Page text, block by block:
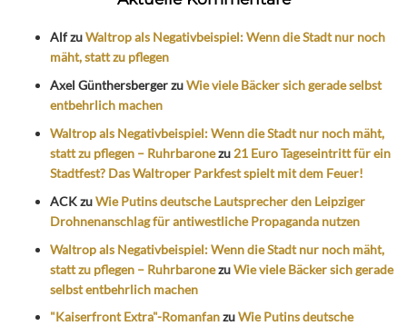
AlfzuWaltrop als Negativbeispiel: Wenn die Stadt nur noch
mäht, statt zu pflegen
Axel GünthersbergerzuWie viele Bäcker sich gerade selbst
entbehrlich machen
Waltrop als Negativbeispiel: Wenn die Stadt nur noch mäht,
statt zu pflegen – Ruhrbaronezu 21 Euro Tageseintritt für ein
Stadtfest? Das Waltroper Parkfest spielt mit dem Feuer!
ACKzuWie Putins deutsche Lautsprecher den Leipziger
Drohnenanschlag für antiwestliche Propaganda nutzen
Waltrop als Negativbeispiel: Wenn die Stadt nur noch mäht,
statt zu pflegen – RuhrbaronezuWie viele Bäcker sich gerade
selbst entbehrlich machen
"Kaiserfront Extra"-RomanfanzuWie Putins deutsche